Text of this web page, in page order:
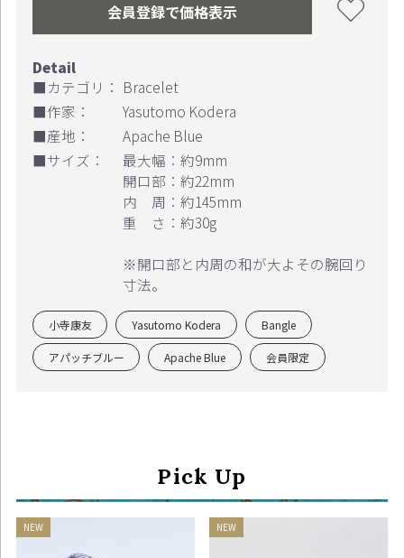
会員登録で価格表示
■カテゴリ： Bracelet
■作家：
Yasutomo Kodera
■産地：
Apache Blue
■サイズ：
最大幅：約9mm
開口部：約22mm
内 周：約145mm
重 さ：約30g
※開口部と内周の和が大よその腕回り
寸法。
小寺康友 Yasutomo Kodera Bangle
アパッチブルー Apache Blue 会員限定
お買い物を続ける
Pick Up